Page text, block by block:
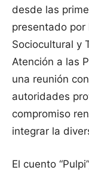
desde las
presentado
Sociocultural y
Atención a las
una reunión
autoridades
compromiso
integrar la
El cuento